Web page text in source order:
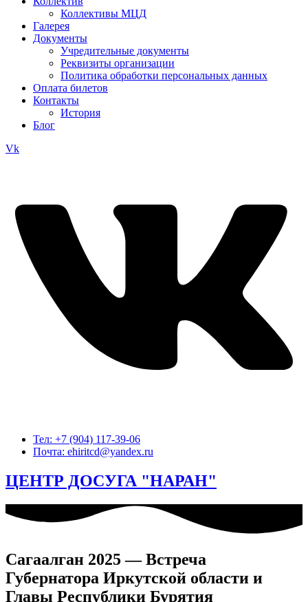
Коллективы МЦД
Галерея
Документы
Учредительные документы
Реквизиты организации
Политика обработки персональных данных
Оплата билетов
Контакты
История
Блог
Vk
Тел: +7 (904) 117-39-06
Почта: ehiritcd@yandex.ru
ЦЕНТР ДОСУГА "НАРАН"
Сагаалган 2025 — Встреча
Губернатора Иркутской области и
Главы Республики Бурятия